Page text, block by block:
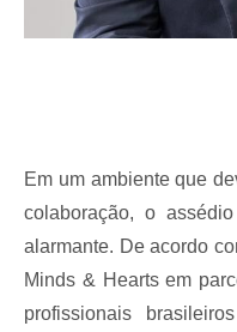
Em um ambiente que
colaboração, o
alarmante. De acordo
Minds & Hearts em
profissionais